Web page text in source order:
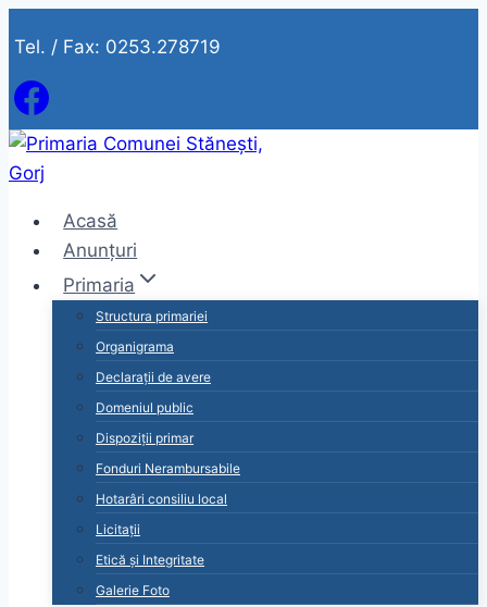
to
content
Tel. / Fax: 0253.278719
Acasă
Anunțuri
Primaria
Structura primariei
Organigrama
Declarații de avere
Domeniul public
Dispoziții primar
Fonduri Nerambursabile
Hotarâri consiliu local
Licitații
Etică și Integritate
Galerie Foto